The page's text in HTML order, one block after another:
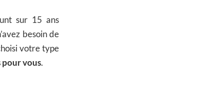
sur 15 ans
besoin de
votre type
pour vous.